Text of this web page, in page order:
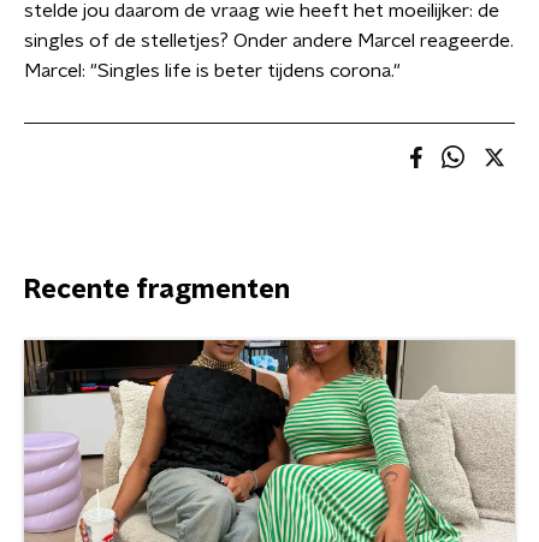
stelde jou daarom de vraag wie heeft het moeilijker: de
singles of de stelletjes? Onder andere Marcel reageerde.
Marcel: "Singles life is beter tijdens corona."
Recente fragmenten